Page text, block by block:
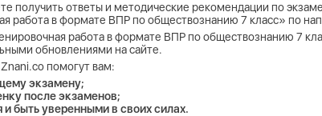
получить ответы и методические рекомендации по
работа в формате ВПР по обществознанию 7 класс» по
работа в формате ВПР по обществознанию 7
обновлениями на сайте.
помогут вам:
экзамену;
после экзаменов;
и быть уверенными в своих силах.